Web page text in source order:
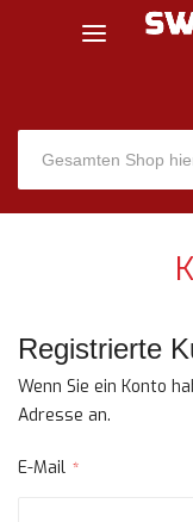
Registrierte
Wenn Sie ein Konto
Adresse an.
E-Mail